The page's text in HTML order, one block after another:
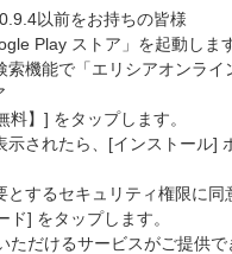
以前をお持ちの皆様
Play ストア」を起動します
索機能で「エリシアオンライ
料】] をタップします。
示されたら、[インストール]
とするセキュリティ権限に同
ド] をタップします。
ただけるサービスがご提供で